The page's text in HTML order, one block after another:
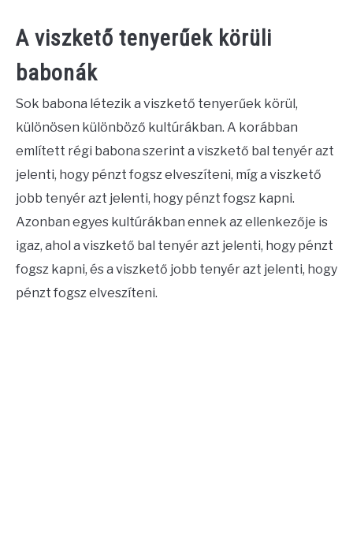
A viszkető tenyerűek körüli
babonák
Sok babona létezik a viszkető tenyerűek körül,
különösen különböző kultúrákban. A korábban
említett régi babona szerint a viszkető bal tenyér azt
jelenti, hogy pénzt fogsz elveszíteni, míg a viszkető
jobb tenyér azt jelenti, hogy pénzt fogsz kapni.
Azonban egyes kultúrákban ennek az ellenkezője is
igaz, ahol a viszkető bal tenyér azt jelenti, hogy pénzt
fogsz kapni, és a viszkető jobb tenyér azt jelenti, hogy
pénzt fogsz elveszíteni.